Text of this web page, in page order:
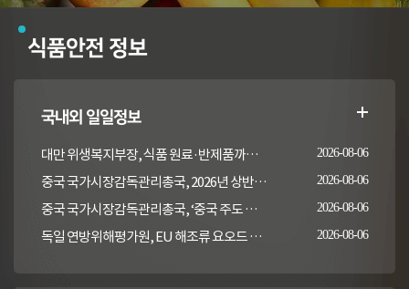
식품안전 정보
국내외 일일정보
대만 위생복지부장, 식품 원료·반제품까지 이상 통보 의무 확대 추진 2026-08-06
중국 국가시장감독관리총국, 2026년 상반기 시장감독관리부서 식품안전 감독 샘플검사 현황 통보 2026-08-06
중국 국가시장감독관리총국, ‘중국 주도 동물용의약품 잔류 검사방법 국제표준 2건' 발표 2026-08-06
독일 연방위해평가원, EU 해조류 요오드 최대허용기준 도입안 평가... 요오드 함량 표시 및 경고문 권고 2026-08-06